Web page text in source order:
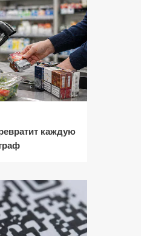
каждую